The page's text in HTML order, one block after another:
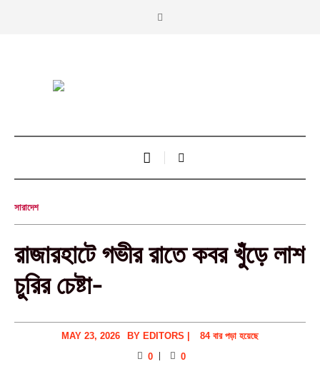
সারাদেশ
রাজারহাটে গভীর রাতে কবর খুঁড়ে লাশ
চুরির চেষ্টা-
MAY 23, 2026 BY EDITORS
84 বার পড়া হয়েছে
0
0